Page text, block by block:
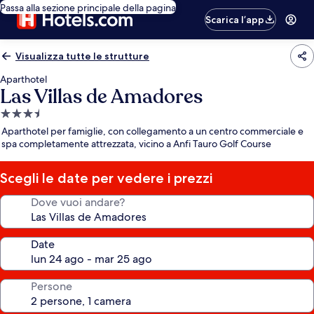
Passa alla sezione principale della pagina
Scarica l’app
Visualizza tutte le strutture
Aparthotel
Las Villas de Amadores
Struttura
a
3.5
stelle
Aparthotel per famiglie, con collegamento a un centro commerciale e
spa completamente attrezzata, vicino a Anfi Tauro Golf Course
Scegli le date per vedere i prezzi
Dove vuoi andare?
Date
Persone